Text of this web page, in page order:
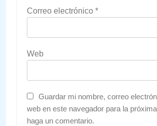
Correo electrónico *
Web
Guardar mi nombre, correo
web en este navegador para la
haga un comentario.